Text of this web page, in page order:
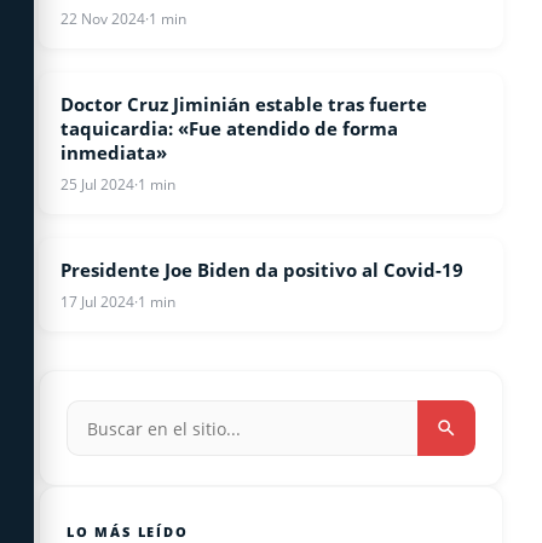
22 Nov 2024·1 min
COVID-19
Doctor Cruz Jiminián estable tras fuerte
taquicardia: «Fue atendido de forma
inmediata»
25 Jul 2024·1 min
COVID-19
Presidente Joe Biden da positivo al Covid-19
17 Jul 2024·1 min
LO MÁS LEÍDO